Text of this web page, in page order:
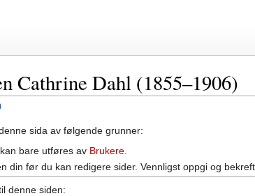
Cathrine Dahl (1855–1906)
sida av følgende grunner:
bare utføres av Brukere
din før du kan redigere sider. Vennligst oppgi og
denne siden: